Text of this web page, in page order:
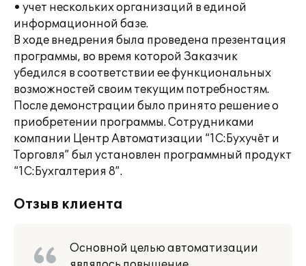
• учет нескольких организаций в единой
информационной базе.
В ходе внедрения была проведена презентация
программы, во время которой Заказчик
убедился в соответствии ее функциональных
возможностей своим текущим потребностям.
После демонстрации было принято решение о
приобретении программы. Сотрудниками
компании Центр Автоматизации “1C:Бухучёт и
Торговля” был установлен программный продукт
“1С:Бухгалтерия 8”.
Отзыв клиента
Основной целью автоматизации